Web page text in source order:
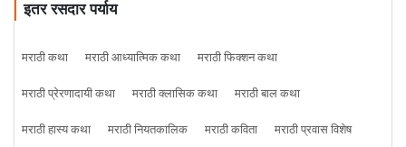
इतर रसदार पर्याय
मराठी कथा मराठी आध्यात्मिक कथा
मराठी फिक्शन कथा
मराठी प्रेरणादायी कथा
मराठी क्लासिक कथा
मराठी बाल कथा
मराठी हास्य कथा
मराठी नियतकालिक मराठी कविता
मराठी प्रवास विशेष